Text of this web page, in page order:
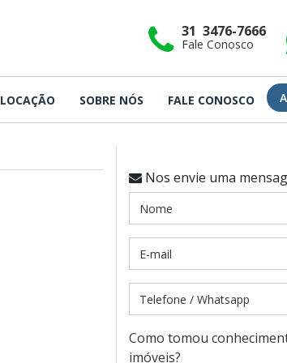
31 3476-7666
Fale Conosco
LOCAÇÃO SOBRE NÓS FALE CONOSCO
Nos envie uma
Como tomou
imóveis?